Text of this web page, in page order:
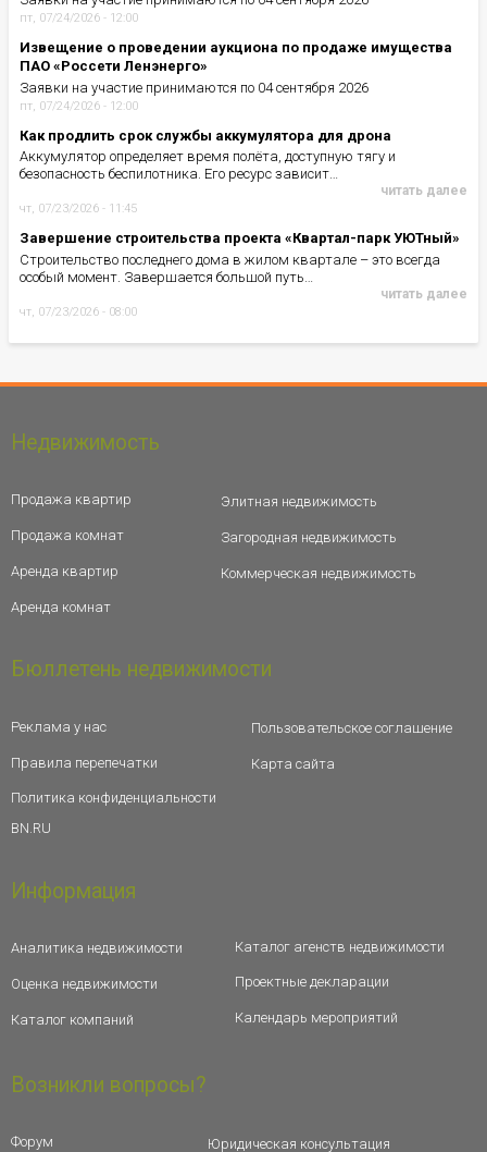
пт, 07/24/2026 - 12:00
Извещение о проведении аукциона по продаже имущества
ПАО «Россети Ленэнерго»
Заявки на участие принимаются по 04 сентября 2026
пт, 07/24/2026 - 12:00
Как продлить срок службы аккумулятора для дрона
Аккумулятор определяет время полёта, доступную тягу и
безопасность беспилотника. Его ресурс зависит…
читать далее
чт, 07/23/2026 - 11:45
Завершение строительства проекта «Квартал-парк УЮТный»
Строительство последнего дома в жилом квартале – это всегда
особый момент. Завершается большой путь…
читать далее
чт, 07/23/2026 - 08:00
Недвижимость
Продажа квартир
Продажа комнат
Аренда квартир
Аренда комнат
Элитная недвижимость
Загородная недвижимость
Коммерческая недвижимость
Бюллетень недвижимости
Реклама у нас
Правила перепечатки
Политика конфиденциальности
BN.RU
Пользовательское соглашение
Карта сайта
Информация
Аналитика недвижимости
Оценка недвижимости
Каталог компаний
Каталог агенств недвижимости
Проектные декларации
Календарь мероприятий
Возникли вопросы?
Форум Юридическая консультация